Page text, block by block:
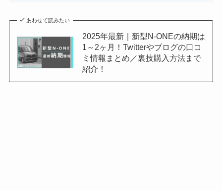
あわせて読みたい
2025年最新｜新型N-ONEの納期は
1～2ヶ月！Twitterやブログの口コ
ミ情報まとめ／裏技購入方法まで
紹介！